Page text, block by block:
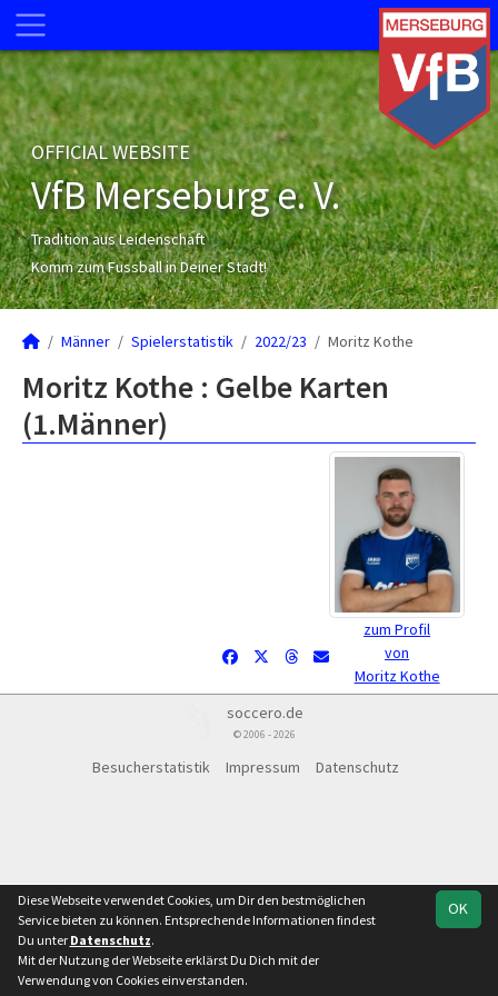
OFFICIAL WEBSITE
VfB Merseburg e. V.
Tradition aus Leidenschaft
Komm zum Fussball in Deiner Stadt!
Männer Spielerstatistik 2022/23 Moritz Kothe
Moritz Kothe : Gelbe Karten
(1.Männer)
zum Profil
von
Moritz Kothe
soccero.de
© 2006 - 2026
Besucherstatistik Impressum Datenschutz
OK
Diese Webseite verwendet Cookies, um Dir den bestmöglichen
Service bieten zu können. Entsprechende Informationen findest
Du unter Datenschutz.
Mit der Nutzung der Webseite erklärst Du Dich mit der
Verwendung von Cookies einverstanden.